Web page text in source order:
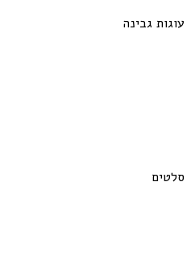
עוגות גבינה
סלטים